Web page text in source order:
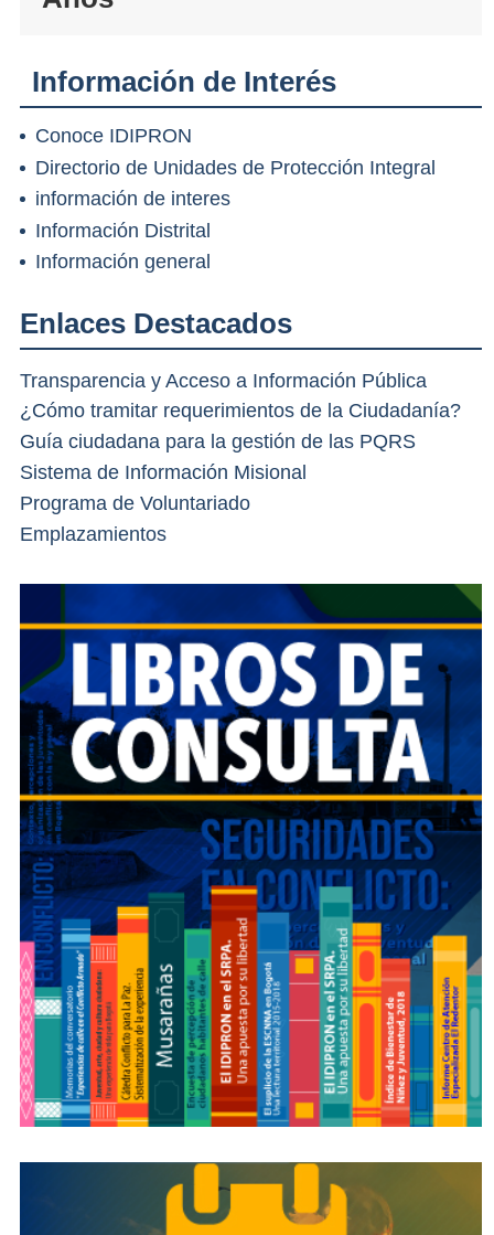
Información de Interés
Conoce IDIPRON
Directorio de Unidades de Protección Integral
información de interes
Información Distrital
Información general
Enlaces Destacados
Transparencia y Acceso a Información Pública
¿Cómo tramitar requerimientos de la Ciudadanía?
Guía ciudadana para la gestión de las PQRS
Sistema de Información Misional
Programa de Voluntariado
Emplazamientos